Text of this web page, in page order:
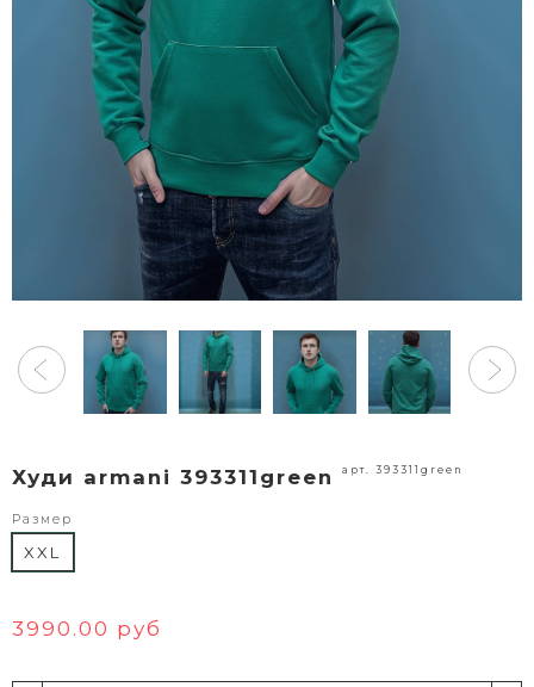
Худи armani 393311green арт. 393311green
Размер
XXL
3990.00 руб